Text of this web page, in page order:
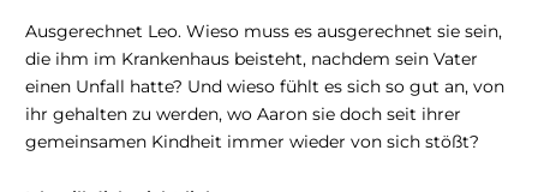
Ausgerechnet Leo. Wieso muss es ausgerechnet sie sein,
die ihm im Krankenhaus beisteht, nachdem sein Vater
einen Unfall hatte? Und wieso fühlt es sich so gut an, von
ihr gehalten zu werden, wo Aaron sie doch seit ihrer
gemeinsamen Kindheit immer wieder von sich stößt?